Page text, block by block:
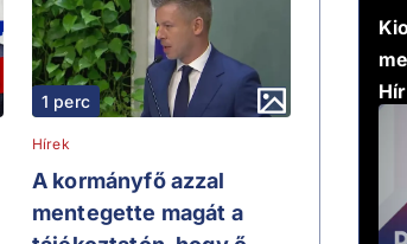
1 perc
Hírek
A kormányfő azzal
mentegette magát a